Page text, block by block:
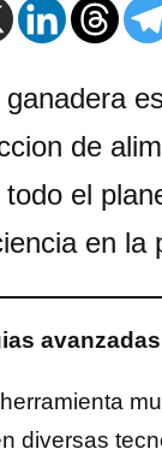
de
el
en la
avanzadas
diversas